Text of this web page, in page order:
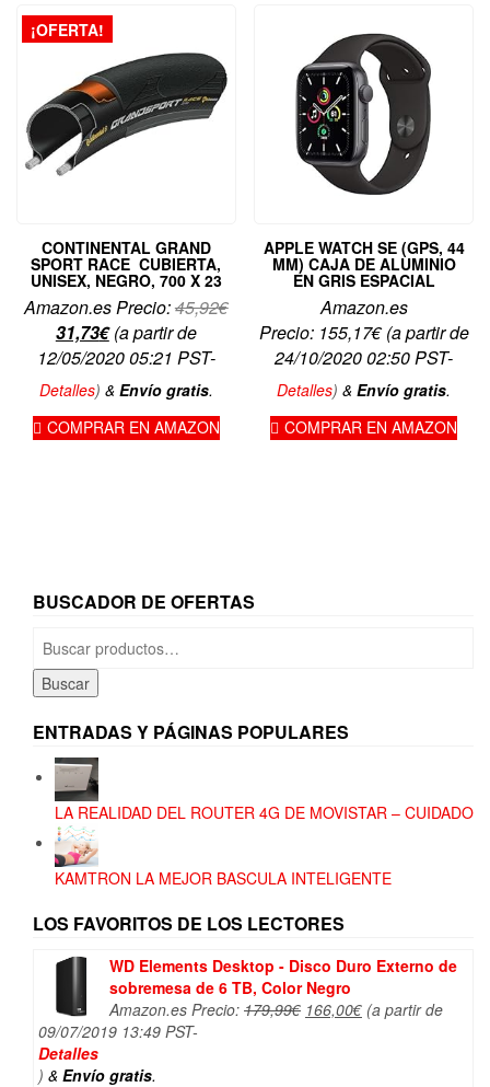
¡OFERTA!
CONTINENTAL GRAND
SPORT RACE CUBIERTA,
UNISEX, NEGRO, 700 X 23
Amazon.es Precio:45,92€El
precio
original
31,73€El
precio
actual
31,73€.
(a partir de
12/05/2020 05:21 PST-
Detalles) & Envío gratis.
COMPRAR EN AMAZON
APPLE WATCH SE (GPS, 44
MM) CAJA DE ALUMINIO
EN GRIS ESPACIAL
Amazon.es
Precio: 155,17€(a partir de
24/10/2020 02:50 PST-
Detalles)&Envío gratis.
COMPRAR EN AMAZON
BUSCADOR DE OFERTAS
por:
Buscar
ENTRADAS Y PÁGINAS POPULARES
LA REALIDAD DEL ROUTER 4G DE MOVISTAR – CUIDADO
KAMTRON LA MEJOR BASCULA INTELIGENTE
LOS FAVORITOS DE LOS LECTORES
WD Elements Desktop - Disco Duro Externo de
sobremesa de 6 TB, Color Negro
Amazon.es Precio: 179,99€ El
166,00€El(a partir de
09/07/2019 13:49 PST-
Detalles
) & Envío gratis.